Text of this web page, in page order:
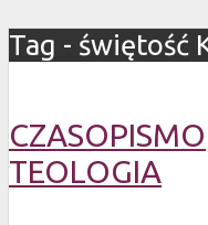
Tag - świętość
CZASOPISMO
TEOLOGIA